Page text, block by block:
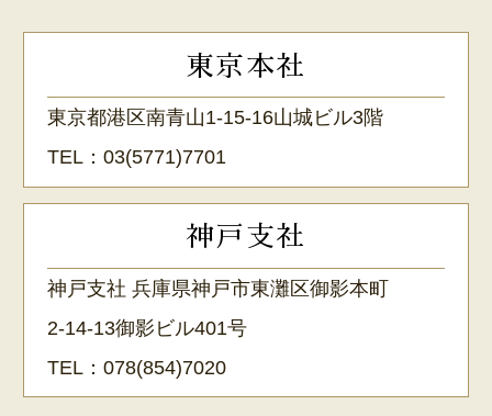
東京本社
東京都港区南青山1-15-16山城ビル3階
TEL：03(5771)7701
神戸支社
神戸支社 兵庫県神戸市東灘区御影本町
2-14-13御影ビル401号
TEL：078(854)7020